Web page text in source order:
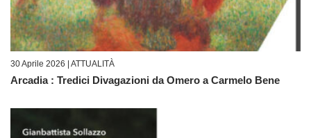
30 Aprile 2026 | ATTUALITÀ
Arcadia : Tredici Divagazioni da Omero a Carmelo Bene